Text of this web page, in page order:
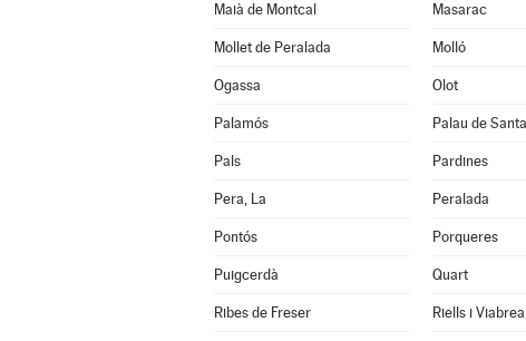
Maià de Montcal Masarac
Mollet de Peralada Molló
Ogassa Olot
Palamós Palau de
Pals Pardines
Pera, La Peralada
Pontós Porqueres
Puigcerdà Quart
Ribes de Freser Riells i Viabrea